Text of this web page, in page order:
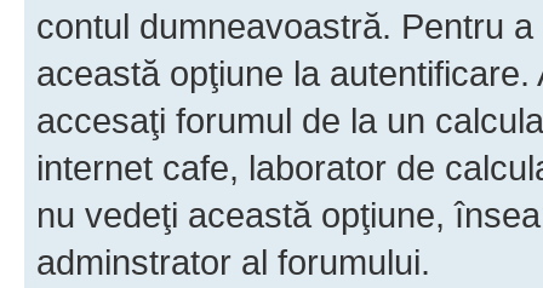
contul dumneavoastră. Pentru
această opţiune la
accesaţi forumul de la un
internet cafe, laborator de
nu vedeţi această opţiune,
adminstrator al forumului.